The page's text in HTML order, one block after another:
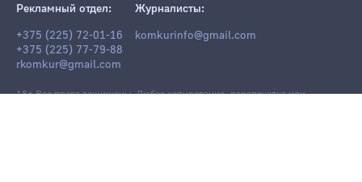
Рекламный отдел:
+375 (225) 72-01-16
+375 (225) 77-79-88
rkomkur@gmail.com
Журналисты:
komkurinfo@gmail.com
18+ Все права защищены. Любое копирование, перепечатка или